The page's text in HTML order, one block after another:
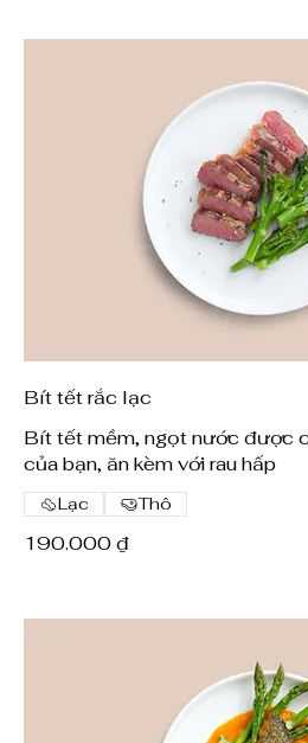
Bít tết rắc lạc
Bít tết mềm, ngọt nước được
của bạn, ăn kèm với rau hấp
190.000 ₫
Lạc Thô